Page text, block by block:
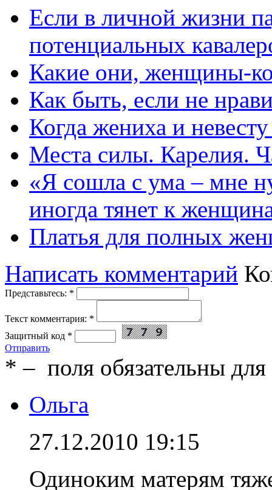
Если в личной жизни
потенциальных
Какие они, женщины-
Как быть, если не
Когда жениха и
Места силы. Карелия.
«Я сошла с ума – мне
иногда тянет к
Платья для полных
Написать комментарий
Представьтесь: *
Текст комментария: *
Защитный код *
Отправить
* – поля обязательны для
Ольга
27.12.2010 19:15
Одиноким матерям